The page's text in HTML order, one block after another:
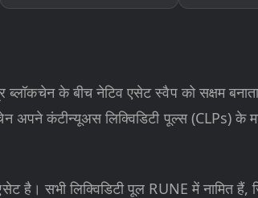
के बीच नेटिव एसेट स्वैप को सक्षम
अपने कंटीन्यूअस लिक्विडिटी पूल्स (CLPs) के
है। सभी लिक्विडिटी पूल RUNE में नामित